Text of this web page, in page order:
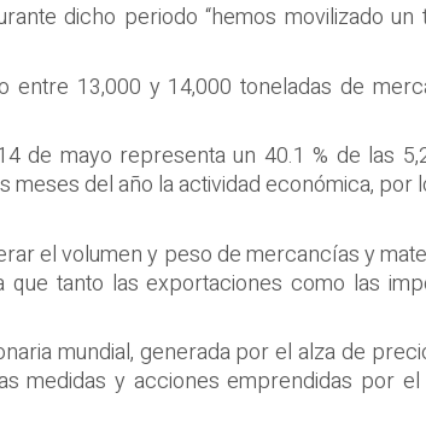
dicho periodo “hemos movilizado un
13,000 y 14,000 toneladas de
de mayo representa un 40.1 % de las
del año la actividad económica, por
el volumen y peso de mercancías y
tanto las exportaciones como las
mundial, generada por el alza de
medidas y acciones emprendidas por